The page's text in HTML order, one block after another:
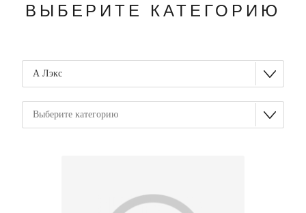
ВЫБЕРИТЕ КАТЕГОРИЮ